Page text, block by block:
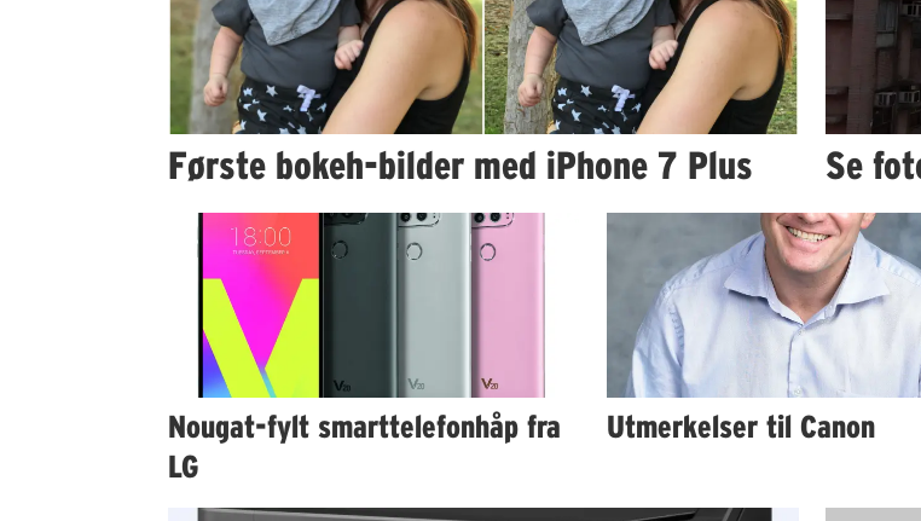
Første bokeh-bilder med iPhone 7 Plus Se
Nougat-fylt smarttelefonhåp fra
LG
Utmerkelser til Canon